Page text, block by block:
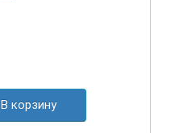
В корзину